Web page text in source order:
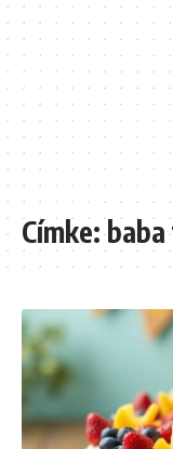
Címke: